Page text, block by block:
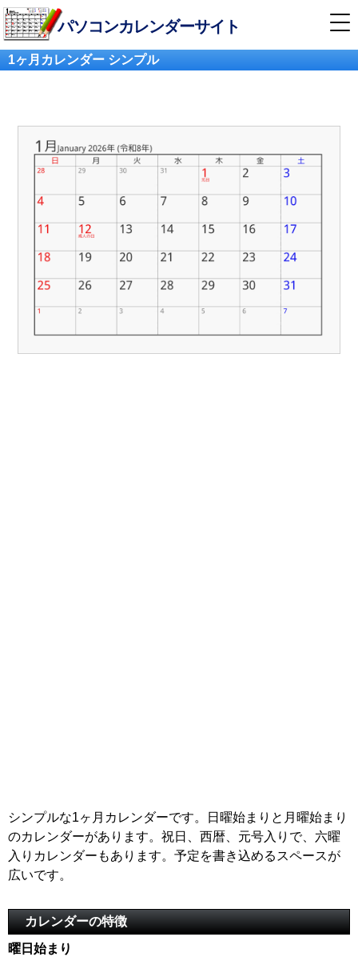
パソコンカレンダーサイト
1ヶ月カレンダー シンプル
シンプルな1ヶ月カレンダーです。日曜始まりと月曜始まり
のカレンダーがあります。祝日、西暦、元号入りで、六曜
入りカレンダーもあります。予定を書き込めるスペースが
広いです。
カレンダーの特徴
曜日始まり